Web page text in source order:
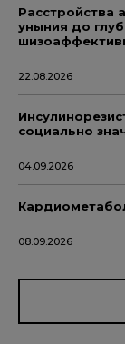
Расстройства
уныния до
22.08.2026
социально
04.09.2026
08.09.2026